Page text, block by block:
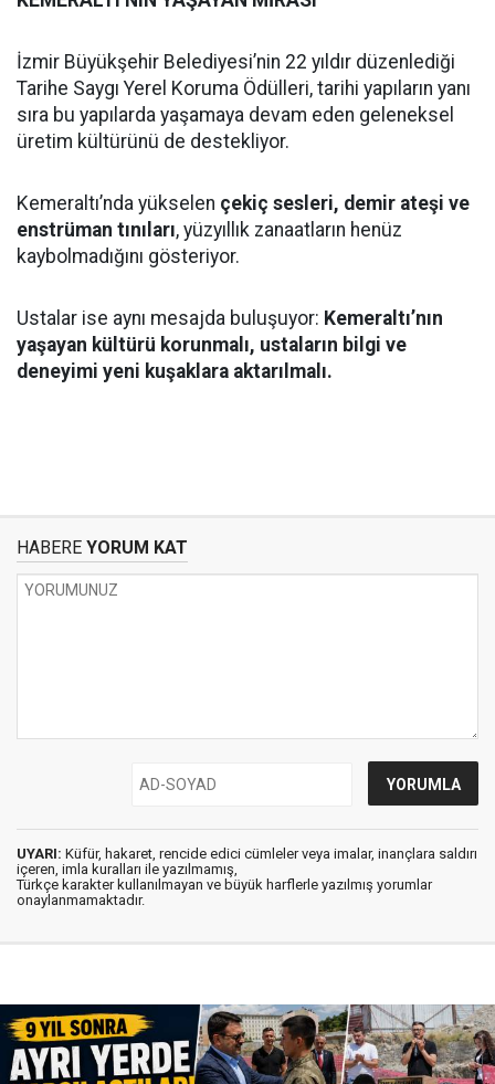
İzmir Büyükşehir Belediyesi’nin 22 yıldır düzenlediği
Tarihe Saygı Yerel Koruma Ödülleri, tarihi yapıların yanı
sıra bu yapılarda yaşamaya devam eden geleneksel
üretim kültürünü de destekliyor.
Kemeraltı’nda yükselen çekiç sesleri, demir ateşi ve
enstrüman tınıları, yüzyıllık zanaatların henüz
kaybolmadığını gösteriyor.
Ustalar ise aynı mesajda buluşuyor: Kemeraltı’nın
yaşayan kültürü korunmalı, ustaların bilgi ve
deneyimi yeni kuşaklara aktarılmalı.
HABERE YORUM KAT
UYARI: Küfür, hakaret, rencide edici cümleler veya imalar, inançlara saldırı
içeren, imla kuralları ile yazılmamış,
Türkçe karakter kullanılmayan ve büyük harflerle yazılmış yorumlar
onaylanmamaktadır.